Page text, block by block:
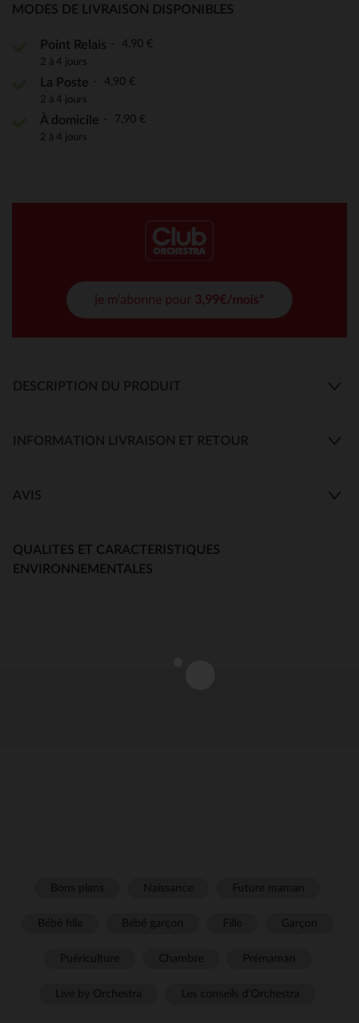
MODES DE LIVRAISON DISPONIBLES
Point Relais 4,90 €
2 à 4 jours
La Poste 4,90 €
2 à 4 jours
À domicile 7,90 €
2 à 4 jours
je m'abonne pour 3,99€/mois*
DESCRIPTION DU PRODUIT
INFORMATION LIVRAISON ET RETOUR
AVIS
QUALITES ET CARACTERISTIQUES
ENVIRONNEMENTALES